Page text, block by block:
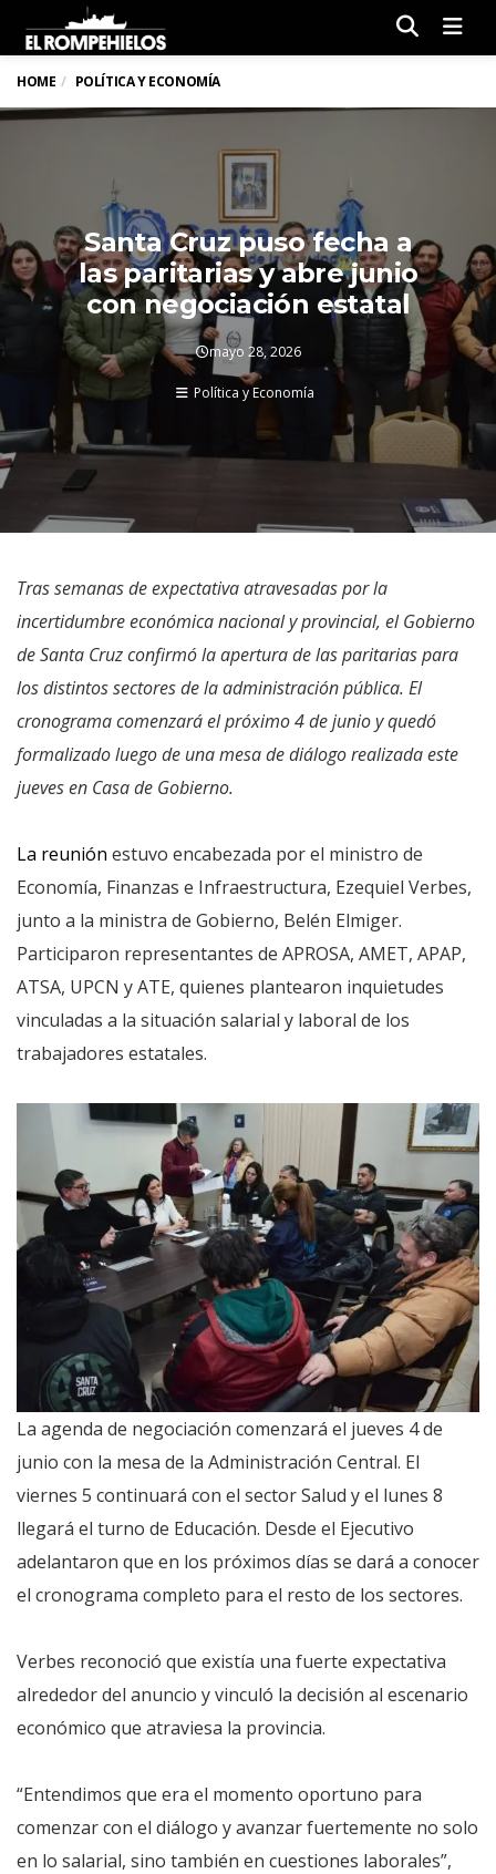
HOME POLÍTICA Y ECONOMÍA
Santa Cruz puso fecha a
las paritarias y abre junio
con negociación estatal
mayo 28, 2026
Política y Economía
Tras semanas de expectativa atravesadas por la
incertidumbre económica nacional y provincial, el Gobierno
de Santa Cruz confirmó la apertura de las paritarias para
los distintos sectores de la administración pública. El
cronograma comenzará el próximo 4 de junio y quedó
formalizado luego de una mesa de diálogo realizada este
jueves en Casa de Gobierno.
La reunión estuvo encabezada por el ministro de
Economía, Finanzas e Infraestructura, Ezequiel Verbes,
junto a la ministra de Gobierno, Belén Elmiger.
Participaron representantes de APROSA, AMET, APAP,
ATSA, UPCN y ATE, quienes plantearon inquietudes
vinculadas a la situación salarial y laboral de los
trabajadores estatales.
La agenda de negociación comenzará el jueves 4 de
junio con la mesa de la Administración Central. El
viernes 5 continuará con el sector Salud y el lunes 8
llegará el turno de Educación. Desde el Ejecutivo
adelantaron que en los próximos días se dará a conocer
el cronograma completo para el resto de los sectores.
Verbes reconoció que existía una fuerte expectativa
alrededor del anuncio y vinculó la decisión al escenario
económico que atraviesa la provincia.
“Entendimos que era el momento oportuno para
comenzar con el diálogo y avanzar fuertemente no solo
en lo salarial, sino también en cuestiones laborales”,